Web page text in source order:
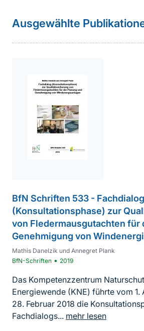
weiterführender
Ausgewählte
BfN Schriften 533 - Fachdialog
(Konsultationsphase) zur
von Fledermausgutachten für
Genehmigung von
Mathis Danelzik und Annegret Plank
BfN-Schriften • 2019
Das Kompetenzzentrum
Energiewende (KNE) führte vom 1.
28. Februar 2018 die
Fachdialogs... mehr lesen